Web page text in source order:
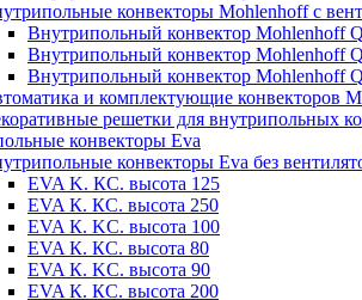
конвекторы Mohlenhoff с
Внутрипольный конвектор Mohlenhoff
Внутрипольный конвектор Mohlenhoff
Внутрипольный конвектор Mohlenhoff
и комплектующие конвекторов
решетки для внутрипольных
конвекторы Eva
конвекторы Eva без
EVA K. КС. высота 125
EVA К. КС. высота 250
EVA К. KС. высота 100
EVA К. КС. высота 80
EVA К. KC. высота 90
EVA К. КС. высота 200